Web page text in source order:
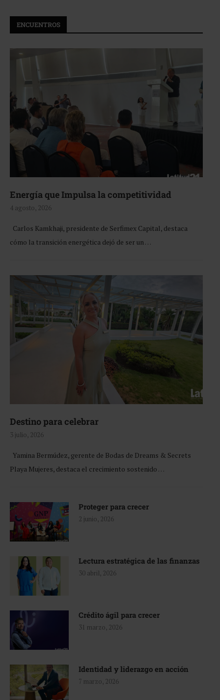
ENCUENTROS
Energía que Impulsa la competitividad
4 agosto, 2026
Carlos Kamkhaji, presidente de Serfimex Capital, destaca
cómo la transición energética dejó de ser un …
Destino para celebrar
3 julio, 2026
Yamina Bermúdez, gerente de Bodas de Dreams & Secrets
Playa Mujeres, destaca el crecimiento sostenido …
Proteger para crecer
2 junio, 2026
Lectura estratégica de las finanzas
30 abril, 2026
Crédito ágil para crecer
31 marzo, 2026
Identidad y liderazgo en acción
7 marzo, 2026